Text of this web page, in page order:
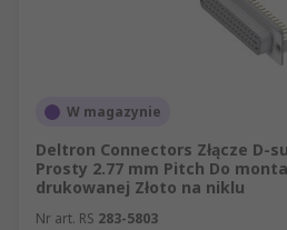
W magazynie
Deltron Connectors Złącze D-
Prosty 2.77 mm Pitch Do
drukowanej Złoto na niklu
Nr art. RS 283-5803